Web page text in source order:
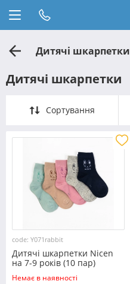
Дитячі шкарпетки
Дитячі шкарпетки
Сортування
code: Y071rabbit
Дитячі шкарпетки Nicen
на 7-9 років (10 пар)
№Y071rabbit
Немає в наявності